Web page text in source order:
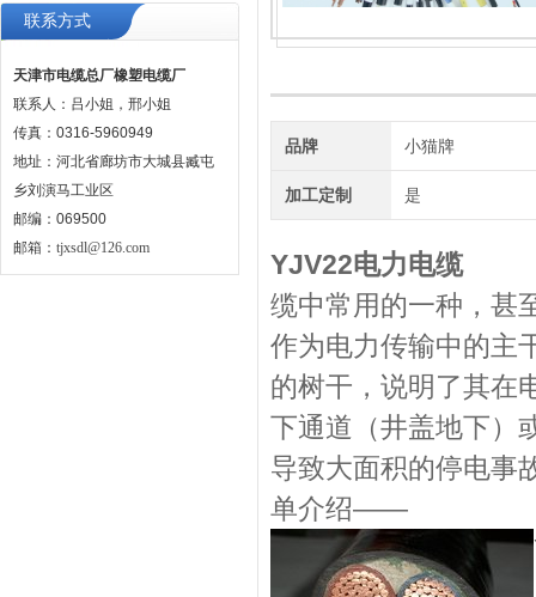
联系方式
天津市电缆总厂橡塑电缆厂
联系人：吕小姐，邢小姐
传真：0316-5960949
地址：河北省廊坊市大城县臧屯
乡刘演马工业区
邮编：069500
邮箱： tjxsdl@126.com
品牌 小猫牌
加工定制 是
YJV22电力电缆
缆中常用的一种，甚
作为电力传输中的主
的树干，说明了其在
下通道（井盖地下）
导致大面积的停电事
单介绍——